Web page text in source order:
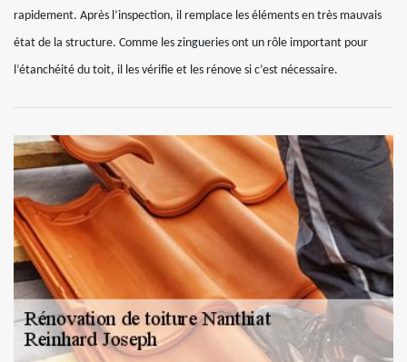
rapidement. Après l’inspection, il remplace les éléments en très mauvais
état de la structure. Comme les zingueries ont un rôle important pour
l’étanchéité du toit, il les vérifie et les rénove si c’est nécessaire.